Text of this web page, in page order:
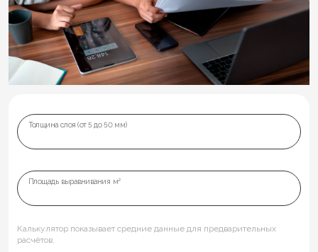
Толщина слоя (от 5 до 50 мм)
Площадь выравнивания м²
Калькулятор показывает средние данные для предварительных
расчётов.